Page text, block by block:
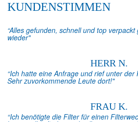
KUNDENSTIMMEN
“Alles gefunden, schnell und top
wieder"
HERR N.
“Ich hatte eine Anfrage und rief unter der
Sehr zuvorkommende Leute dort!"
FRAU K.
“Ich benötigte die Filter für einen